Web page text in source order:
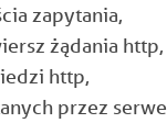
zapytania,
żądania http,
http,
przez